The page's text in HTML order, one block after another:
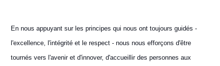
En nous appuyant sur les principes qui nous ont toujours guidés -
l'excellence, l'intégrité et le respect - nous nous efforçons d'être
tournés vers l'avenir et d'innover, d'accueillir des personnes aux